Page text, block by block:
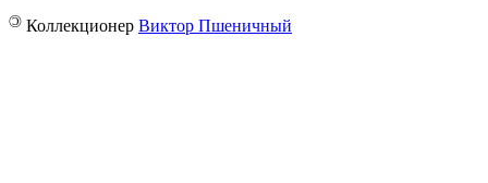
© Коллекционер Виктор Пшеничный